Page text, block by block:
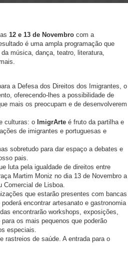
12 e 13 de Novembro com a
é uma ampla programação que
música, dança, teatro, literatura,
a Defesa dos Direitos dos Imigrantes, o
oferecendo-lhes a possibilidade de
mais os preocupam e de desenvolverem
culturas: o ImigrArte é fruto da partilha e
de imigrantes e portuguesas e
sobretudo para dar espaço a debates e
pais.
luta pela igualdade de direitos entre
Martim Moniz no dia 13 de Novembro a
Comercial de Lisboa.
que estarão presentes com bancas
encontrar artesanato e gastronomia
encontrarão workshops, exposições,
os mais pequenos que poderão
especiais.
rastreios de saúde. A entrada para o